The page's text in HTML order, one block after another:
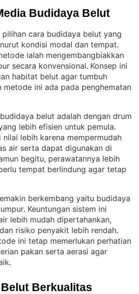
Budidaya Belut
cara budidaya belut yang
kondisi modal dan tempat
ialah mengembangbiakkan
secara konvensional. Konsep ini
habitat belut agar tumbuh
metode ini ada pada penghematan
belut adalah dengan drum
lebih efisien untuk pemula
lebih karena mempermudah
air serta dapat digunakan di
begitu, perawatannya lebih
tempat berlindung agar tetap
berkembang yaitu budidaya
. Keuntungan sistem ini
lebih mudah dipertahankan,
risiko penyakit lebih rendah
ini tetap memerlukan perhatian
pakan serta aerasi agar
.
Berkualitas